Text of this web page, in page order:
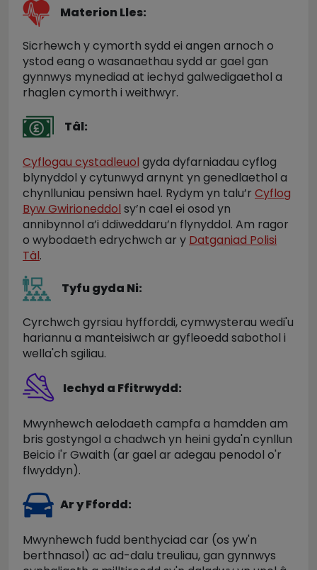
Materion Lles:
Sicrhewch y cymorth sydd ei angen arnoch o
ystod eang o wasanaethau sydd ar gael gan
gynnwys mynediad at iechyd galwedigaethol a
rhaglen cymorth i weithwyr.
Tâl:
Cyflogau cystadleuol gyda dyfarniadau cyflog
blynyddol y cytunwyd arnynt yn genedlaethol a
chynlluniau pensiwn hael. Rydym yn talu’r Cyflog
Byw Gwirioneddol sy’n cael ei osod yn
annibynnol a’i ddiweddaru’n flynyddol. Am ragor
o wybodaeth edrychwch ar y Datganiad Polisi
Tâl.
Tyfu gyda Ni:
Cyrchwch gyrsiau hyfforddi, cymwysterau wedi'u
hariannu a manteisiwch ar gyfleoedd sabothol i
wella'ch sgiliau.
Iechyd a Ffitrwydd:
Mwynhewch aelodaeth campfa a hamdden am
bris gostyngol a chadwch yn heini gyda'n cynllun
Beicio i'r Gwaith (ar gael ar adegau penodol o'r
flwyddyn).
Ar y Ffordd:
Mwynhewch fudd benthyciad car (os yw'n
berthnasol) ac ad-dalu treuliau, gan gynnwys